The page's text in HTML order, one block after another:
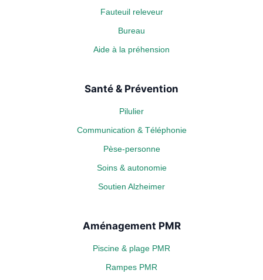
Fauteuil releveur
Bureau
Aide à la préhension
Santé & Prévention
Pilulier
Communication & Téléphonie
Pèse-personne
Soins & autonomie
Soutien Alzheimer
Aménagement PMR
Piscine & plage PMR
Rampes PMR